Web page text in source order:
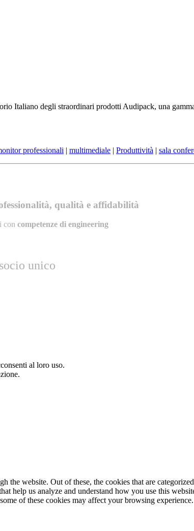
Italiano degli straordinari prodotti Audipack, una
professionali | multimediale | Produttività | sala
qualità e affidabilità
con competenze di engineering
unico
al loro uso.
website. Out of these, the cookies that are
help us analyze and understand how you use this
of these cookies may affect your browsing experience.